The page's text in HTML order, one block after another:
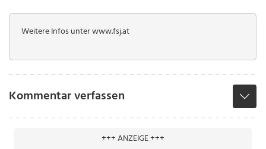
Weitere Infos unter www.fsj.at
Kommentar verfassen
+++ ANZEIGE +++